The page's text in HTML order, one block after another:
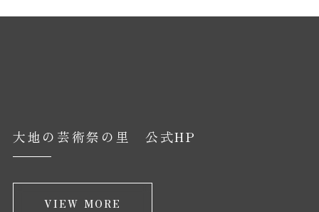
大地の芸術祭の里 公式HP
VIEW MORE